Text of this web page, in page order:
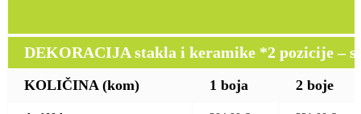
DEKORACIJA stakla i keramike *2 pozicije –
KOLIČINA (kom) 1 boja 2 boje